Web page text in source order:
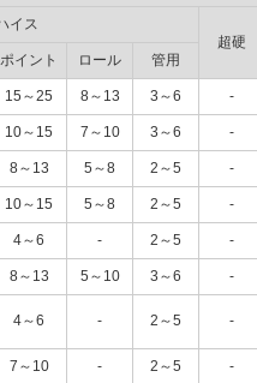
イス
超硬
ポイント ロール 管用
15～25 8～13 3～6 -
10～15 7～10 3～6 -
8～13 5～8 2～5 -
10～15 5～8 2～5 -
4～6 - 2～5 -
8～13 5～10 3～6 -
4～6 - 2～5 -
7～10 - 2～5 -